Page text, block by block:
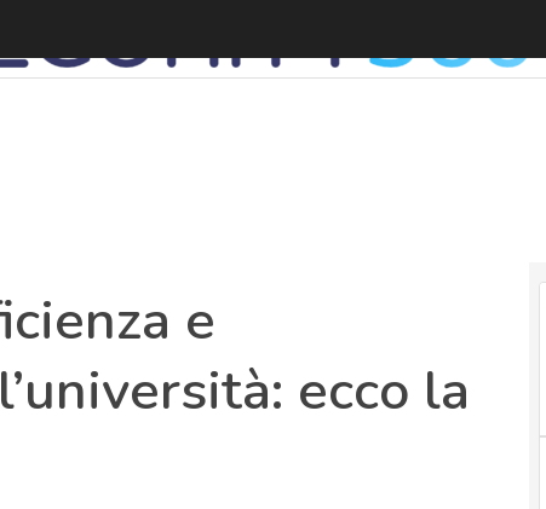
e
ecco la